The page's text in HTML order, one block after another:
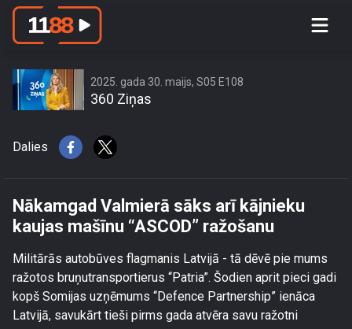
Nākamgad Valmierā sāks arī kājnieku
2025. gada 30. maijs, S05 E108
360 Ziņas
Dalies
Nākamgad Valmierā sāks arī kājnieku
kaujas mašīnu “ASCOD” ražošanu
Militārās autobūves flagmanis Latvijā - tā dēvē pie mums
ražotos bruņutransportierus “Patria”. Šodien aprit pieci gadi
kopš Somijas uzņēmums “Defence Partnership” ienāca
Latvijā, savukārt tieši pirms gada atvēra savu ražotni